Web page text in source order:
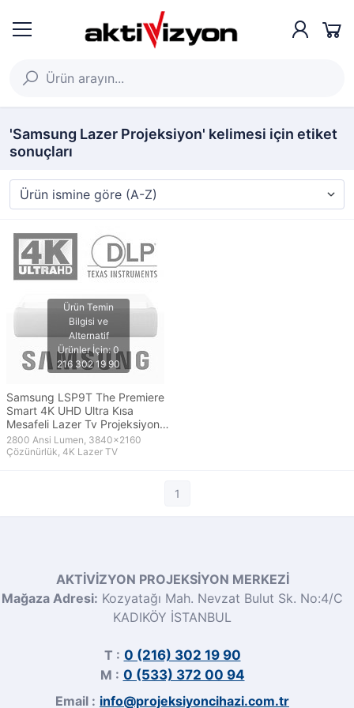
'Samsung Lazer Projeksiyon' kelimesi için etiket
sonuçları
Samsung LSP9T The Premiere
Smart 4K UHD Ultra Kısa
Mesafeli Lazer Tv Projeksiyon
Cihazı
2800 Ansi Lumen, 3840x2160
Çözünürlük, 4K Lazer TV
1
AKTİVİZYON PROJEKSİYON MERKEZİ
Mağaza Adresi: Kozyatağı Mah. Nevzat Bulut Sk. No:4/C
KADIKÖY İSTANBUL
T : 0 (216) 302 19 90
M : 0 (533) 372 00 94
Email : info@projeksiyoncihazi.com.tr